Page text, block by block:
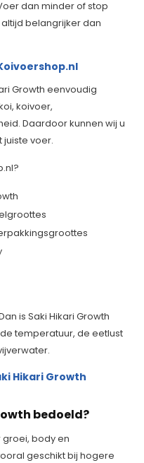
dan minder of stop
belangrijker dan
Growth eenvoudig
koivoer,
Daardoor kunnen wij u
voer.
is Saki Hikari Growth
temperatuur, de eetlust
Hikari Growth
bedoeld?
groei, body en
geschikt bij hogere